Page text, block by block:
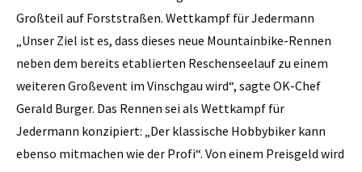
Großteil auf Forststraßen. Wettkampf für Jedermann
„Unser Ziel ist es, dass dieses neue Mountainbike-Rennen
neben dem bereits etablierten ­Reschenseelauf zu einem
weiteren Großevent im Vinschgau wird“, sagte OK-Chef
Gerald Burger. Das Rennen sei als Wettkampf für
Jedermann konzipiert: „Der klassische Hobbybiker kann
ebenso mitmachen wie der Profi“. Von einem Preisgeld wird